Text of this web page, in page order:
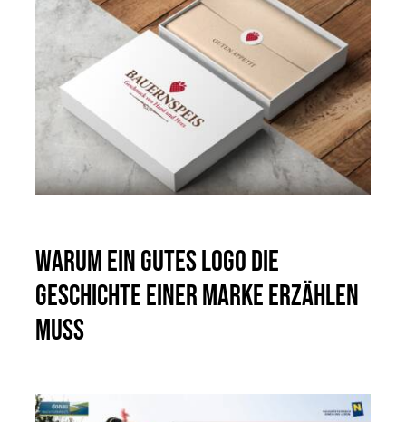
Warum ein gutes Logo die
Geschichte einer Marke erzählen
muss